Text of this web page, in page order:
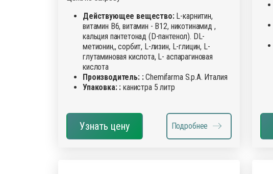
Действующее вещество:L-карнитин,
витамин В6, витамин - В12, никотинамид ,
кальция пантетонад (D-пантенол). DL-
метионин,, сорбит, L-лизин, L-глицин, L-
глутаминовая кислота, L- аспарагиновая
кислота
Производитель: :Chemifarma S.p.A. Италия
Упаковка: : канистра 5 литр
Узнать цену Подробнее